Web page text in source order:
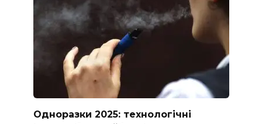
Одноразки 2025: технологічні